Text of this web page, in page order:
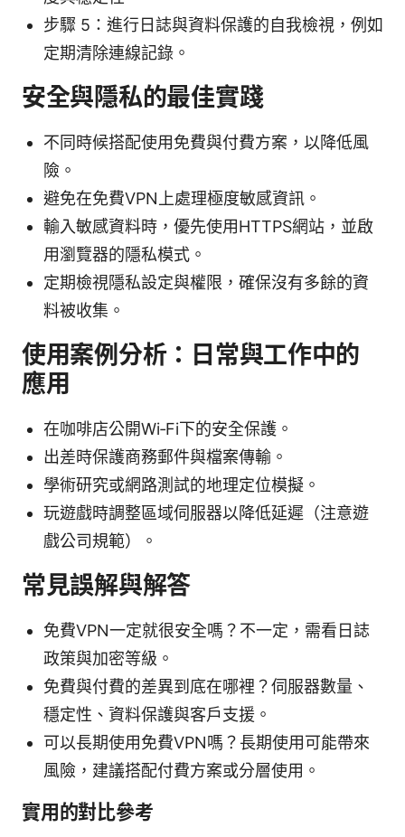
步驟 5：進行日誌與資料保護的自我檢視，例如
定期清除連線記錄。
安全與隱私的最佳實踐
不同時候搭配使用免費與付費方案，以降低風
險。
避免在免費VPN上處理極度敏感資訊。
輸入敏感資料時，優先使用HTTPS網站，並啟
用瀏覽器的隱私模式。
定期檢視隱私設定與權限，確保沒有多餘的資
料被收集。
使用案例分析：日常與工作中的
應用
在咖啡店公開Wi‑Fi下的安全保護。
出差時保護商務郵件與檔案傳輸。
學術研究或網路測試的地理定位模擬。
玩遊戲時調整區域伺服器以降低延遲（注意遊
戲公司規範）。
常見誤解與解答
免費VPN一定就很安全嗎？不一定，需看日誌
政策與加密等級。
免費與付費的差異到底在哪裡？伺服器數量、
穩定性、資料保護與客戶支援。
可以長期使用免費VPN嗎？長期使用可能帶來
風險，建議搭配付費方案或分層使用。
實用的對比參考